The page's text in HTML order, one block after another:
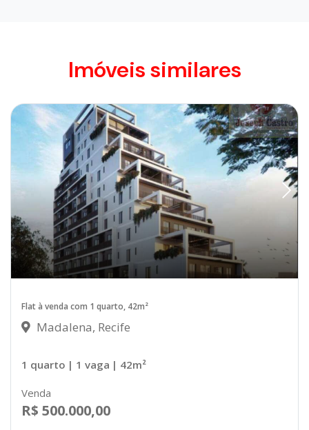
Imóveis similares
Flat à venda com 1 quarto, 42m²
Madalena, Recife
1 quarto | 1 vaga | 42m²
Venda
R$ 500.000,00